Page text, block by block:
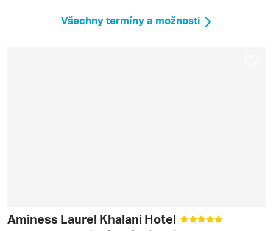
Všechny termíny a možnosti
Aminess Laurel Khalani Hotel